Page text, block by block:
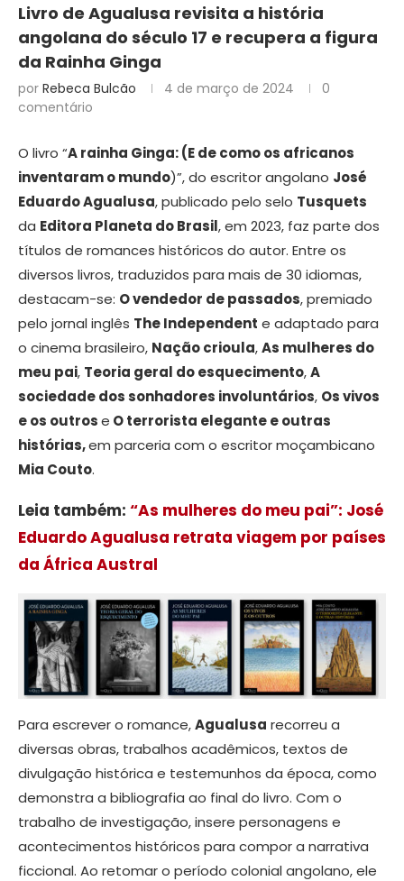
Livro de Agualusa revisita a história
angolana do século 17 e recupera a figura
da Rainha Ginga
por Rebeca Bulcão 4 de março de 2024
0
comentário
O livro “A rainha Ginga: (E de como os africanos
inventaram o mundo)”, do escritor angolano José
Eduardo Agualusa, publicado pelo selo Tusquets
da Editora Planeta do Brasil, em 2023, faz parte dos
títulos de romances históricos do autor. Entre os
diversos livros, traduzidos para mais de 30 idiomas,
destacam-se: O vendedor de passados, premiado
pelo jornal inglês The Independent e adaptado para
o cinema brasileiro, Nação crioula,As mulheres do
meu pai, Teoria geral do esquecimento,A
sociedade dos sonhadores involuntários, Os vivos
e os outrose O terrorista elegante e outras
histórias,em parceria com o escritor moçambicano
Mia Couto.
Leia também: “As mulheres do meu pai”: José
Eduardo Agualusa retrata viagem por países
da África Austral
Para escrever o romance,Agualusa recorreu a
diversas obras, trabalhos acadêmicos, textos de
divulgação histórica e testemunhos da época, como
demonstra a bibliografia ao final do livro. Com o
trabalho de investigação, insere personagens e
acontecimentos históricos para compor a narrativa
ficcional. Ao retomar o período colonial angolano, ele